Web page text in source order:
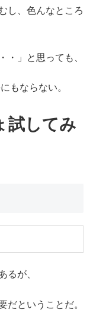
し、色んなところ
・」と思っても、
もならない。
試してみ
るが、
だということだ。